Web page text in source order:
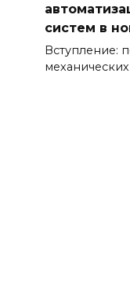
систем в
Вступление: